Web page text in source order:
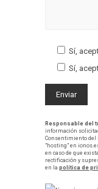
Sí,
Sí,
Responsable del
información
Consentimiento del
"hosting" en
en caso de que
rectificación y
en la política de